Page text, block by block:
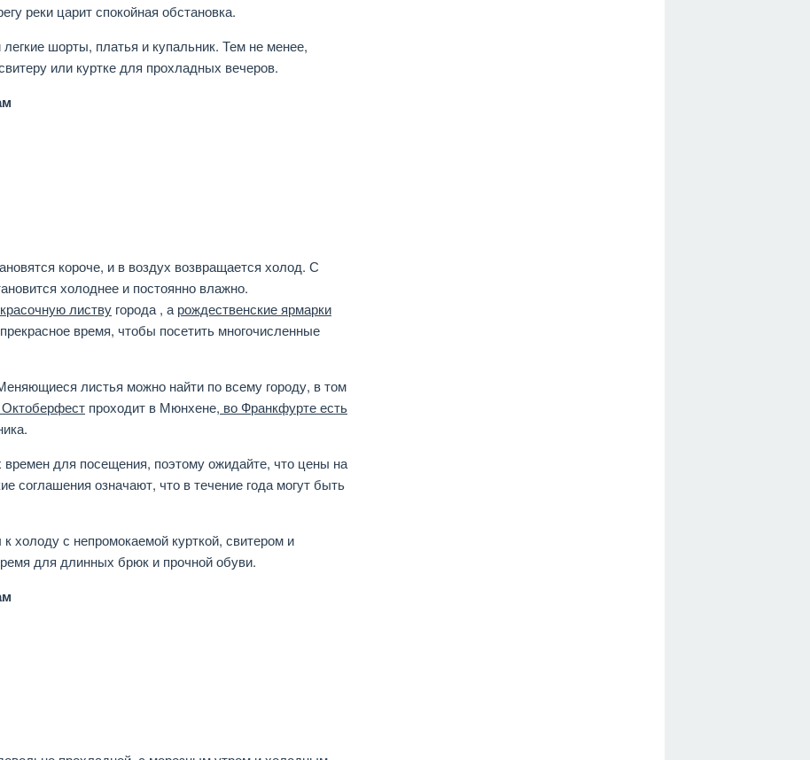
реки царит спокойная обстановка.
легкие шорты, платья и купальник. Тем не менее,
или куртке для прохладных вечеров.
короче, и в воздух возвращается холод. С
холоднее и постоянно влажно.
красочную листву города , а рождественские ярмарки
время, чтобы посетить многочисленные
листья можно найти по всему городу, в том
Октоберфест проходит в Мюнхене, во Франкфурте есть
для посещения, поэтому ожидайте, что цены на
соглашения означают, что в течение года могут быть
к холоду с непромокаемой курткой, свитером и
для длинных брюк и прочной обуви.